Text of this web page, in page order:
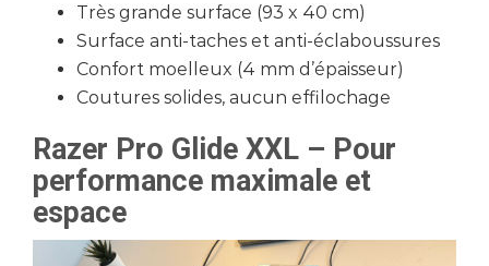
Très grande surface (93 x 40 cm)
Surface anti-taches et anti-éclaboussures
Confort moelleux (4 mm d’épaisseur)
Coutures solides, aucun effilochage
Razer Pro Glide XXL – Pour
performance maximale et
espace